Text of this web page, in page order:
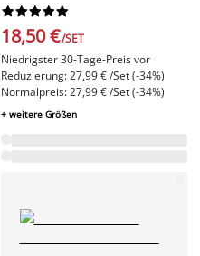






18,50 €/SET
Niedrigster 30-Tage-Preis vor
Reduzierung: 27,99 € /Set (-34%)
Normalpreis: 27,99 € /Set (-34%)
+ weitere Größen